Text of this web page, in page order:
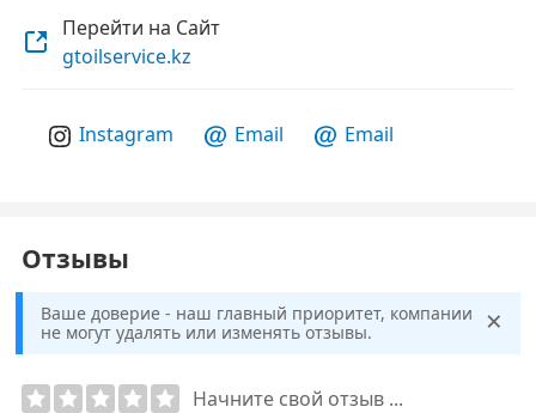
Перейти на Сайт
gtoilservice.kz
Instagram Email Email
Отзывы
Ваше доверие - наш главный приоритет, компании
не могут удалять или изменять отзывы.
×
Начните свой отзыв ...